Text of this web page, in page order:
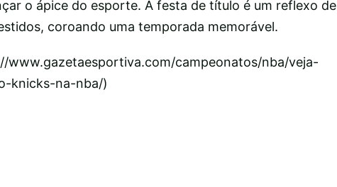
o ápice do esporte. A festa de título é um reflexo de
coroando uma temporada memorável.
www.gazetaesportiva.com/campeonatos/nba/veja-
knicks-na-nba/)